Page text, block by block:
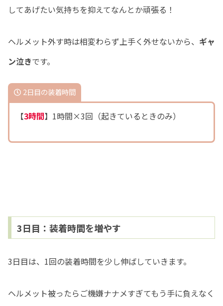
してあげたい気持ちを抑えてなんとか頑張る！
ヘルメット外す時は相変わらず上手く外せないから、 ギャ
ン泣きです。
2日目の装着時間
【3時間】1時間×3回（起きているときのみ）
3日目：装着時間を増やす
3日目は、1回の装着時間を少し伸ばしていきます。
ヘルメット被ったらご機嫌ナナメすぎてもう手に負えなく